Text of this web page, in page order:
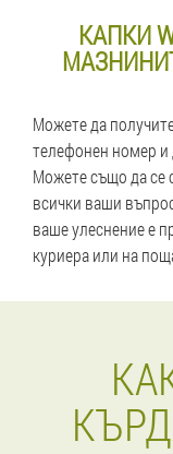
КАПКИ
Можете да
телефонен номер и
Можете също да се
всички ваши
ваше улеснение е
куриера или на